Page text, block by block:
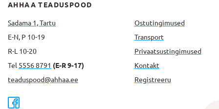
AHHAA TEADUSPOOD
Sadama 1, Tartu
E-N, P 10-19
R-L 10-20
Tel 5556 8791 (E-R 9-17)
teaduspood@ahhaa.ee
Ostutingimused
Transport
Privaatsus­tingimused
Kontakt
Registreeru